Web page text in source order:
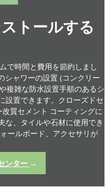
トールする
で時間と費用を節約しまし
シャワーの設置 (コンクリー
複雑な防水設置手順のあるシ
設置できます。クローズドセ
質セメント コーティングに
な、タイルや石材に使用でき
ールボード、アクセサリが
ンター →